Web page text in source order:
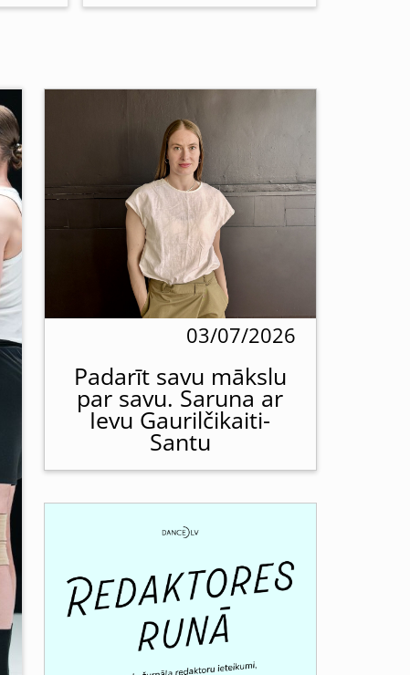
03/07/2026
Padarīt savu mākslu
par savu. Saruna ar
Ievu Gaurilčikaiti-
Santu